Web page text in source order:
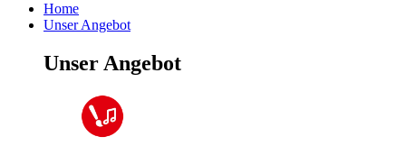
Home
Unser Angebot
Unser Angebot